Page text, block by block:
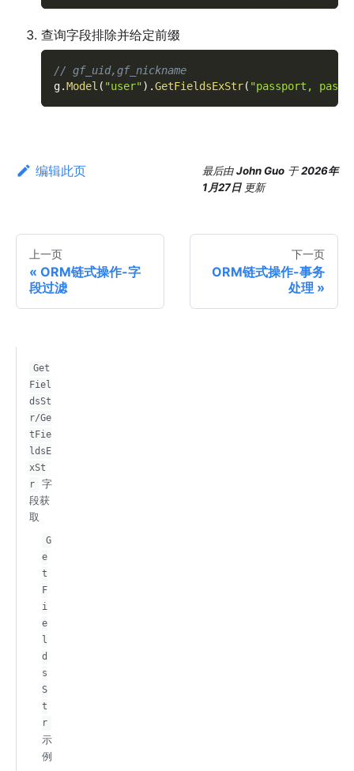
查询字段排除并给定前缀
// gf_uid,gf_nickname
g.Model ( "user") .GetFieldsExStr( "passport,
编辑此页 最后由John Guo 于2026年
1月27日 更新
上一页
ORM链式操作-字
段过滤
下一页
ORM链式操作-事务
处理
Get
Fiel
dsSt
r/Ge
tFie
ldsE
xSt
r
字
段获
取
G
e
t
F
i
e
l
d
s
S
t
r
示
例